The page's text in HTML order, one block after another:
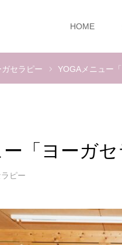
HOME
ガセラピー YOGAメニュー
「ヨーガ
ピー